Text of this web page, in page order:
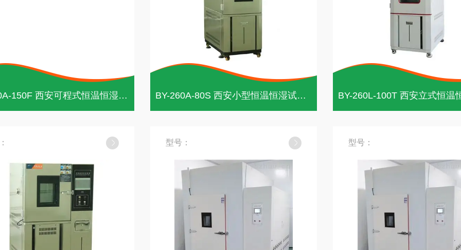
BY-260A-150F 西安可程式恒温恒湿试验箱 BY-260A-80S 西安小型恒温恒湿试验箱
型号： 型号：